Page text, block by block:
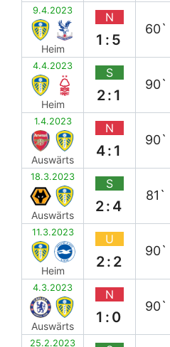
9.4.2023
Heim
N
1:5
60`
4.4.2023
Heim
S
2:1
90`
1.4.2023
Auswärts
N
4:1
90`
18.3.2023
Auswärts
S
2:4
81`
11.3.2023
Heim
U
2:2
90`
4.3.2023
Auswärts
N
1:0
90`
25.2.2023